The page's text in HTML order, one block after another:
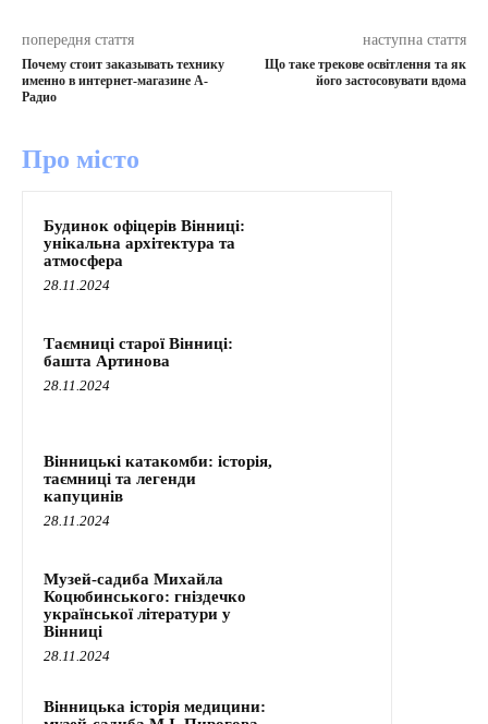
попередня стаття
Почему стоит заказывать технику
именно в интернет-магазине А-
Радио
наступна стаття
Що таке трекове освітлення та як
його застосовувати вдома
Про місто
Будинок офіцерів Вінниці:
унікальна архітектура та
атмосфера
28.11.2024
Таємниці старої Вінниці:
башта Артинова
28.11.2024
Вінницькі катакомби: історія,
таємниці та легенди
капуцинів
28.11.2024
Музей-садиба Михайла
Коцюбинського: гніздечко
української літератури у
Вінниці
28.11.2024
Вінницька історія медицини: